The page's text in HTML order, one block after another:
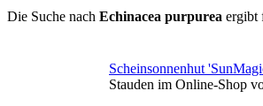
Die Suche nach Echinacea purpurea ergibt
Scheinsonnenhut
Stauden im Online-Shop